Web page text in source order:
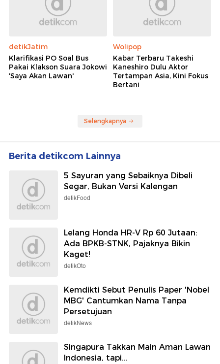
detikJatim
Klarifikasi PO Soal Bus
Pakai Klakson Suara Jokowi
'Saya Akan Lawan'
Wolipop
Kabar Terbaru Takeshi
Kaneshiro Dulu Aktor
Tertampan Asia, Kini Fokus
Bertani
Selengkapnya
Berita detikcom Lainnya
5 Sayuran yang Sebaiknya Dibeli
Segar, Bukan Versi Kalengan
detikFood
Lelang Honda HR-V Rp 60 Jutaan:
Ada BPKB-STNK, Pajaknya Bikin
Kaget!
detikOto
Kemdikti Sebut Penulis Paper 'Nobel
MBG' Cantumkan Nama Tanpa
Persetujuan
detikNews
Singapura Takkan Main Aman Lawan
Indonesia, tapi...